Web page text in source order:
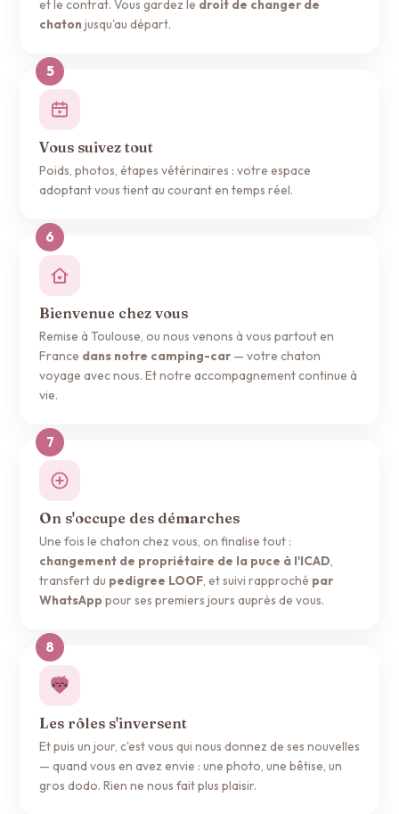
et le contrat. Vous gardez le droit de changer de
chaton jusqu'au départ.
Vous suivez tout
Poids, photos, étapes vétérinaires : votre espace
adoptant vous tient au courant en temps réel.
Bienvenue chez vous
Remise à Toulouse, ou nous venons à vous partout en
France dans notre camping-car — votre chaton
voyage avec nous. Et notre accompagnement continue à
vie.
On s'occupe des démarches
Une fois le chaton chez vous, on finalise tout :
changement de propriétaire de la puce à l'ICAD,
transfert du pedigree LOOF, et suivi rapproché par
WhatsApp pour ses premiers jours auprès de vous.
Les rôles s'inversent
Et puis un jour, c'est vous qui nous donnez de ses nouvelles
— quand vous en avez envie : une photo, une bêtise, un
gros dodo. Rien ne nous fait plus plaisir.